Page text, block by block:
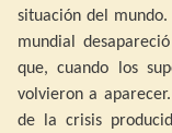
situación del
mundial
que, cuando los
volvieron a
de la crisis